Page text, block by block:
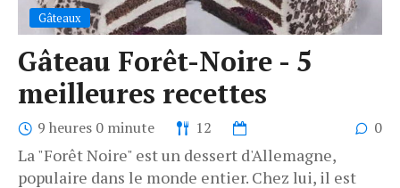
Gâteaux
Gâteau Forêt-Noire - 5
meilleures recettes
9 heures 0 minute 12 0
La "Forêt Noire" est un dessert d'Allemagne,
populaire dans le monde entier. Chez lui, il est